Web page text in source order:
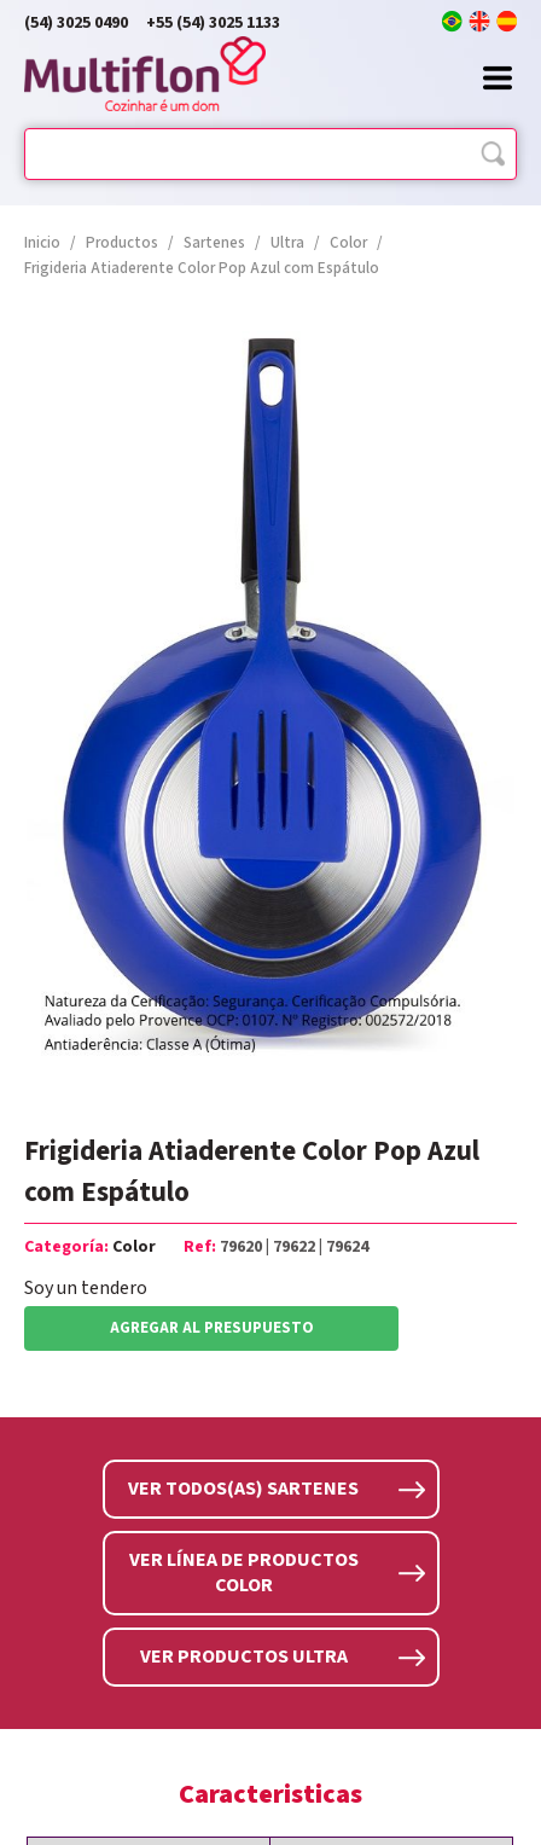
(54) 3025 0490 +55 (54) 3025 1133
Inicio / Productos / Sartenes / Ultra / Color /
Frigideria Atiaderente Color Pop Azul com Espátulo
Frigideria Atiaderente Color Pop Azul
com Espátulo
Categoría: Color Ref: 79620 | 79622 | 79624
Soy un tendero
AGREGAR AL PRESUPUESTO
VER TODOS(AS) SARTENES
VER LÍNEA DE PRODUCTOS
COLOR
VER PRODUCTOS ULTRA
Caracteristicas